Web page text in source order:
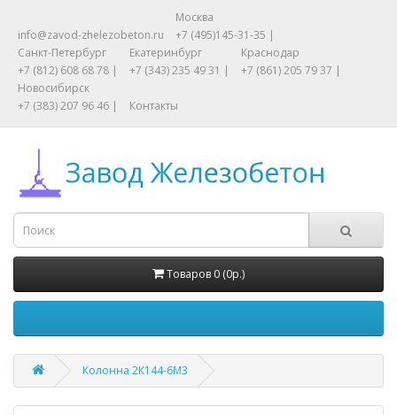
info@zavod-zhelezobeton.ru
Москва
+7 (495)145-31-35 |
Санкт-Петербург
+7 (812) 608 68 78 |
Екатеринбург
+7 (343) 235 49 31 |
Краснодар
+7 (861) 205 79 37 |
Новосибирск
+7 (383) 207 96 46 |
Контакты
Товаров 0 (0р.)
Колонна 2К144-6М3